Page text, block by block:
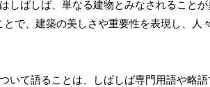
しばしば、単なる建物とみなされること
で、建築の美しさや重要性を表現し、人
いて語ることは、しばしば専門用語や略